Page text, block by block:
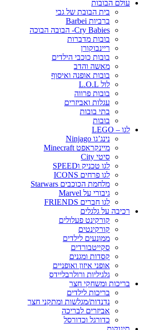
עולם הבובות
בית הבובת של גבי
ברביות Barbei
Cry Babies- הבובה הבוכה
בובות מדברות
ריינבוקורן
בובות כוכבי הילדים
מאשה והדב
בובות אופנה ואיסוף
לול L.O.L
בובות פרווה
עגלות ואביזרים
בתי בובות
בובות
לגו – LEGO
נינג’גו Ninjago
מיינקראפט Minecraft
סיטי City
לגו טכניק וSPEED
לגו פרחים ICONS
מלחמת הכוכבים Starwars
גיבורי על Marvel
לגו חברים FRIENDS
רכיבה על גלגלים
קורקינט פעלולים
קורקינטים
ממונעים לילדים
סקייטבורדים
קסדות ומגנים
אופני איזון ואופניים
גלגיליות ורולרבליידס
בריכות ומשחקי חצר
בריכות לילדים
נדנדות/מגלשות ומתקני חצר
אביזרים לבריכה
כדורגל וכדורסל